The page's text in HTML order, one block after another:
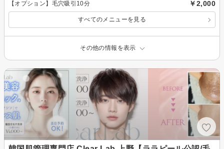
【オプション】毛穴吸引10分 ￥2,000
すべてのメニューを見る
その他の情報を表示